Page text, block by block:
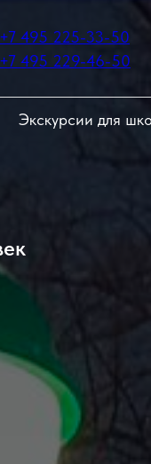
+7 495 225-33-50
+7 495 229-46-50
Экскурсии для